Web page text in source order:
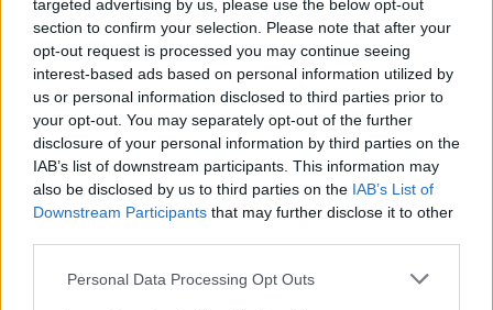
targeted advertising by us, please use the below opt-out
section to confirm your selection. Please note that after your
opt-out request is processed you may continue seeing
interest-based ads based on personal information utilized by
us or personal information disclosed to third parties prior to
your opt-out. You may separately opt-out of the further
disclosure of your personal information by third parties on the
IAB’s list of downstream participants. This information may
also be disclosed by us to third parties on the IAB’s List of
Downstream Participants that may further disclose it to other
Personal Data Processing Opt Outs
των ακτών από τη διάβρωση.